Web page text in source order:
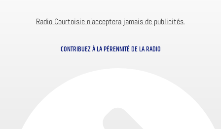
Radio Courtoisie n’acceptera jamais de publicités.
CONTRIBUEZ À LA PÉRENNITÉ DE LA RADIO